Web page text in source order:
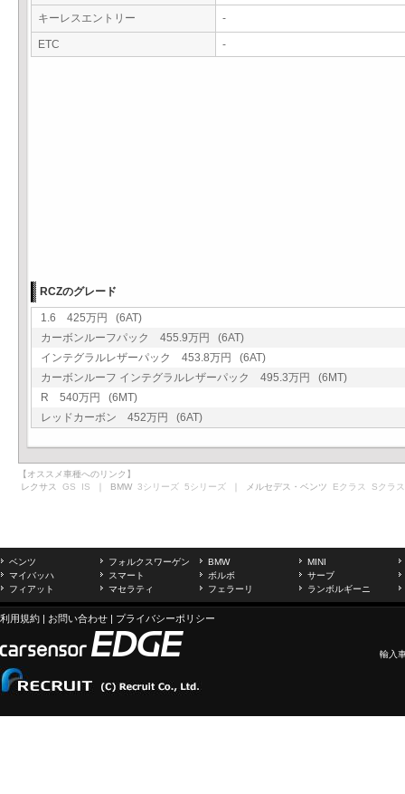
キーレスエントリー -
ETC -
RCZのグレード
1.6 425万円 (6AT)
カーボンルーフパック 455.9万円 (6AT)
インテグラルレザーパック 453.8万円 (6AT)
カーボンルーフ インテグラルレザーパック 495.3万円 (6MT)
R 540万円 (6MT)
レッドカーボン 452万円 (6AT)
【オススメ車種へのリンク】
レクサス GS IS ｜ BMW 3シリーズ 5シリーズ ｜ メルセデス・ベンツ Eクラス Sクラス
ベンツ フォルクスワーゲン BMW
MINI
マイバッハ
スマート ボルボ
サーブ
フィアット
マセラティ フェラーリ ランボルギーニ
利用規約 | お問い合わせ | プライバシーポリシー
輸入